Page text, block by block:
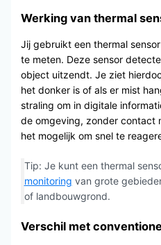
Werking van thermal
Jij gebruikt een thermal
te meten. Deze sensor
object uitzendt. Je ziet
het donker is of als er mist
straling om in digitale
de omgeving, zonder contact
het mogelijk om snel te
Tip: Je kunt een thermal
monitoring van grote
of landbouwgrond.
Verschil met